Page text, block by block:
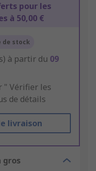
pour les
à 50,00 €
de stock
à partir du 09
" Vérifier les
de détails
livraison